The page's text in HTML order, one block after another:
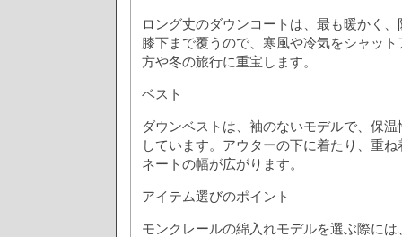
ロング丈のダウンコートは、最も暖かく
膝下まで覆うので、寒風や冷気をシャッ
方や冬の旅行に重宝します。
ベスト
ダウンベストは、袖のないモデルで、保
しています。アウターの下に着たり、重
ネートの幅が広がります。
アイテム選びのポイント
モンクレールの綿入れモデルを選ぶ際に